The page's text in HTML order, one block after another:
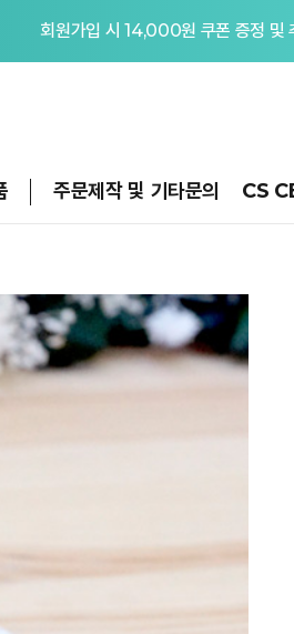
회원가입 시 14,000원 쿠폰 증정 및
주문제작 및 기타문의 CS